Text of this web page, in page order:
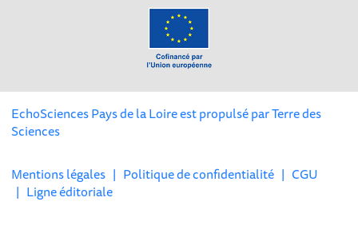
EchoSciences Pays de la Loire est propulsé parTerre des
Sciences
Mentions légales | Politique de confidentialité | CGU
| Ligne éditoriale